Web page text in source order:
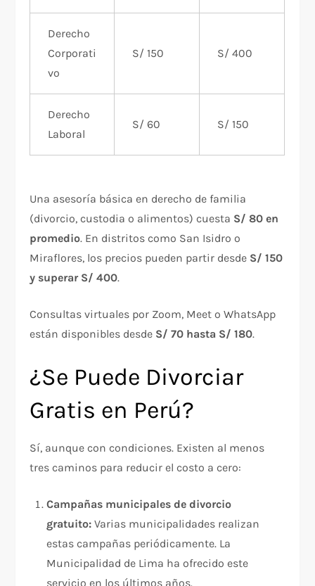
Derecho
Corporati
vo
S/ 150 S/ 400
Derecho
Laboral
S/ 60 S/ 150
Una asesoría básica en derecho de familia
(divorcio, custodia o alimentos) cuesta S/ 80 en
promedio. En distritos como San Isidro o
Miraflores, los precios pueden partir desde S/ 150
y superar S/ 400.
Consultas virtuales por Zoom, Meet o WhatsApp
están disponibles desde S/ 70 hasta S/ 180.
¿Se Puede Divorciar
Gratis en Perú?
Sí, aunque con condiciones. Existen al menos
tres caminos para reducir el costo a cero:
Campañas municipales de divorcio
gratuito: Varias municipalidades realizan
estas campañas periódicamente. La
Municipalidad de Lima ha ofrecido este
servicio en los últimos años.